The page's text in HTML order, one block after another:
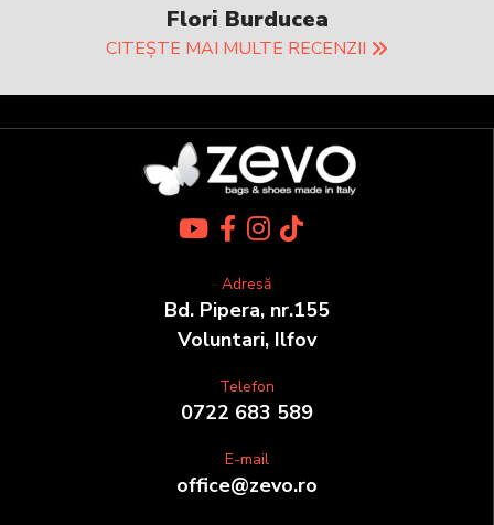
Flori Burducea
CITEȘTE MAI MULTE RECENZII
Adresă
Bd. Pipera, nr.155
Voluntari, Ilfov
Telefon
0722 683 589
E-mail
office@zevo.ro